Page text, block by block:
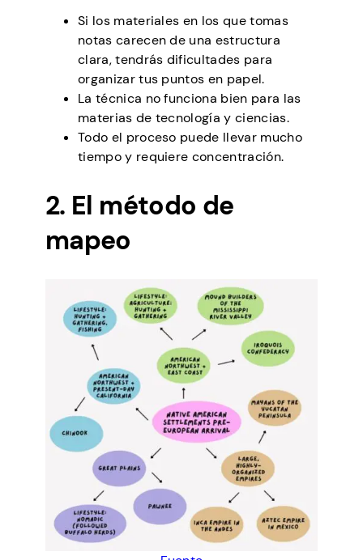
Si los materiales en los que tomas
notas carecen de una estructura
clara, tendrás dificultades para
organizar tus puntos en papel.
La técnica no funciona bien para las
materias de tecnología y ciencias.
Todo el proceso puede llevar mucho
tiempo y requiere concentración.
2. El método de
mapeo